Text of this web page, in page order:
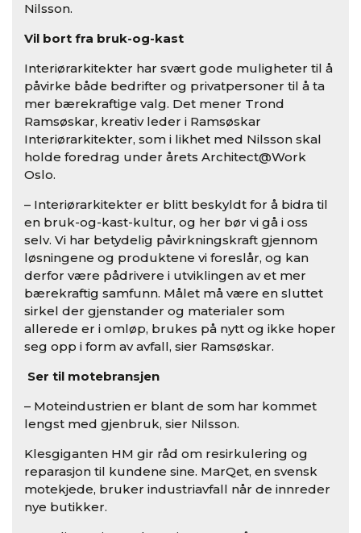
Nilsson.
Vil bort fra bruk-og-kast
Interiørarkitekter har svært gode muligheter til å
påvirke både bedrifter og privatpersoner til å ta
mer bærekraftige valg. Det mener Trond
Ramsøskar, kreativ leder i Ramsøskar
Interiørarkitekter, som i likhet med Nilsson skal
holde foredrag under årets Architect@Work
Oslo.
– Interiørarkitekter er blitt beskyldt for å bidra til
en bruk-og-kast-kultur, og her bør vi gå i oss
selv. Vi har betydelig påvirkningskraft gjennom
løsningene og produktene vi foreslår, og kan
derfor være pådrivere i utviklingen av et mer
bærekraftig samfunn. Målet må være en sluttet
sirkel der gjenstander og materialer som
allerede er i omløp, brukes på nytt og ikke hoper
seg opp i form av avfall, sier Ramsøskar.
Ser til motebransjen
– Moteindustrien er blant de som har kommet
lengst med gjenbruk, sier Nilsson.
Klesgiganten HM gir råd om resirkulering og
reparasjon til kundene sine. MarQet, en svensk
motekjede, bruker industriavfall når de innreder
nye butikker.